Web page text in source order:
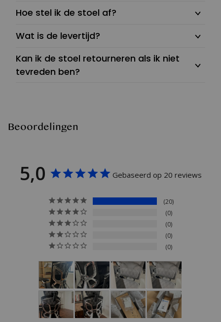
Hoe stel ik de stoel af?
Wat is de levertijd?
Kan ik de stoel retourneren als ik niet
tevreden ben?
Beoordelingen
5,0 Gebaseerd op 20 reviews
20
0
0
0
0